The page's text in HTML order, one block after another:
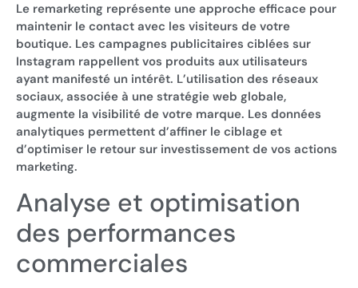
Le remarketing représente une approche efficace pour
maintenir le contact avec les visiteurs de votre
boutique. Les campagnes publicitaires ciblées sur
Instagram rappellent vos produits aux utilisateurs
ayant manifesté un intérêt. L’utilisation des réseaux
sociaux, associée à une stratégie web globale,
augmente la visibilité de votre marque. Les données
analytiques permettent d’affiner le ciblage et
d’optimiser le retour sur investissement de vos actions
marketing.
Analyse et optimisation
des performances
commerciales